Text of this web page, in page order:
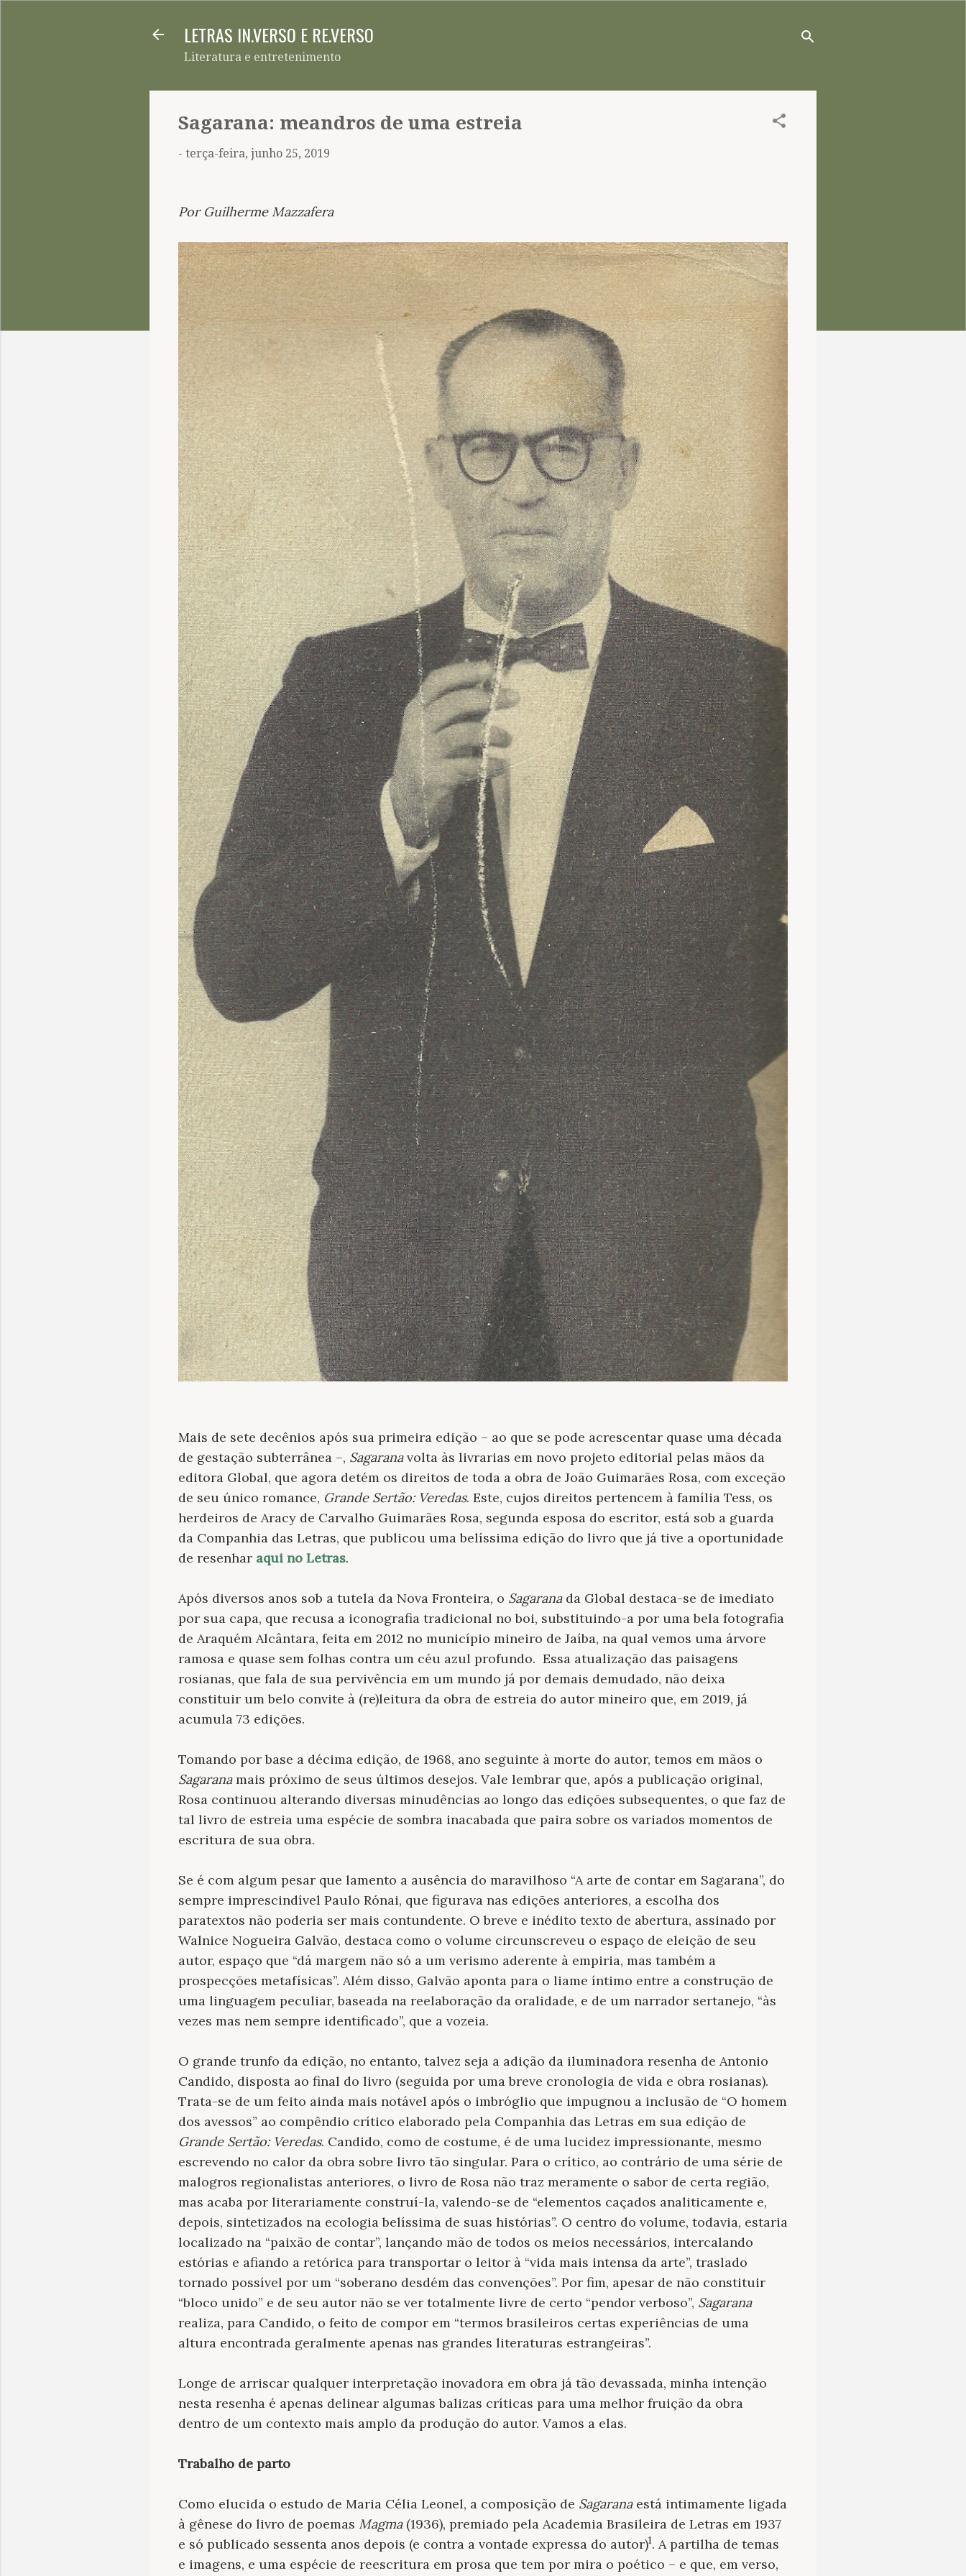
LETRAS IN.VERSO E RE.VERSO
Literatura e entretenimento
Sagarana: meandros de uma estreia
- terça-feira, junho 25, 2019
Por Guilherme Mazzafera
Mais de sete decênios após sua primeira edição – ao que se pode acrescentar quase uma década
de gestação subterrânea –, Sagaranavolta às livrarias em novo projeto editorial pelas mãos da
editora Global, que agora detém os direitos de toda a obra de João Guimarães Rosa, com exceção
de seu único romance, Grande Sertão: Veredas. Este, cujos direitos pertencem à família Tess, os
herdeiros de Aracy de Carvalho Guimarães Rosa, segunda esposa do escritor, está sob a guarda
da Companhia das Letras, que publicou uma belíssima edição do livro que já tive a oportunidade
de resenhar aqui no Letras.
Após diversos anos sob a tutela da Nova Fronteira, o Sagarana da Global destaca-se de imediato
por sua capa, que recusa a iconografia tradicional no boi, substituindo-a por uma bela fotografia
de Araquém Alcântara, feita em 2012 no município mineiro de Jaíba, na qual vemos uma árvore
ramosa e quase sem folhas contra um céu azul profundo. Essa atualização das paisagens
rosianas, que fala de sua pervivência em um mundo já por demais demudado, não deixa
constituir um belo convite à (re)leitura da obra de estreia do autor mineiro que, em 2019, já
acumula 73 edições.
Tomando por base a décima edição, de 1968, ano seguinte à morte do autor, temos em mãos o
Sagaranamais próximo de seus últimos desejos. Vale lembrar que, após a publicação original,
Rosa continuou alterando diversas minudências ao longo das edições subsequentes, o que faz de
tal livro de estreia uma espécie de sombra inacabada que paira sobre os variados momentos de
escritura de sua obra.
Se é com algum pesar que lamento a ausência do maravilhoso “A arte de contar em Sagarana”, do
sempre imprescindível Paulo Rónai, que figurava nas edições anteriores, a escolha dos
paratextos não poderia ser mais contundente. O breve e inédito texto de abertura, assinado por
Walnice Nogueira Galvão, destaca como o volume circunscreveu o espaço de eleição de seu
autor, espaço que “dá margem não só a um verismo aderente à empiria, mas também a
prospecções metafísicas”. Além disso, Galvão aponta para o liame íntimo entre a construção de
uma linguagem peculiar, baseada na reelaboração da oralidade, e de um narrador sertanejo, “às
vezes mas nem sempre identificado”, que a vozeia.
O grande trunfo da edição, no entanto, talvez seja a adição da iluminadora resenha de Antonio
Candido, disposta ao final do livro (seguida por uma breve cronologia de vida e obra rosianas).
Trata-se de um feito ainda mais notável após o imbróglio que impugnou a inclusão de “O homem
dos avessos” ao compêndio crítico elaborado pela Companhia das Letras em sua edição de
Grande Sertão: Veredas. Candido, como de costume, é de uma lucidez impressionante, mesmo
escrevendo no calor da obra sobre livro tão singular. Para o crítico, ao contrário de uma série de
malogros regionalistas anteriores, o livro de Rosa não traz meramente o sabor de certa região,
mas acaba por literariamente construí-la, valendo-se de “elementos caçados analiticamente e,
depois, sintetizados na ecologia belíssima de suas histórias”. O centro do volume, todavia, estaria
localizado na “paixão de contar”, lançando mão de todos os meios necessários, intercalando
estórias e afiando a retórica para transportar o leitor à “vida mais intensa da arte”, traslado
tornado possível por um “soberano desdém das convenções”. Por fim, apesar de não constituir
“bloco unido” e de seu autor não se ver totalmente livre de certo “pendor verboso”, Sagarana
realiza, para Candido, o feito de compor em “termos brasileiros certas experiências de uma
altura encontrada geralmente apenas nas grandes literaturas estrangeiras”.
Longe de arriscar qualquer interpretação inovadora em obra já tão devassada, minha intenção
nesta resenha é apenas delinear algumas balizas críticas para uma melhor fruição da obra
dentro de um contexto mais amplo da produção do autor. Vamos a elas.
Trabalho de parto
Como elucida o estudo de Maria Célia Leonel, a composição de Sagarana está intimamente ligada
à gênese do livro de poemas Magma (1936), premiado pela Academia Brasileira de Letras em 1937
e só publicado sessenta anos depois (e contra a vontade expressa do autor)1. A partilha de temas
e imagens, e uma espécie de reescritura em prosa que tem por mira o poético – e que, em verso,